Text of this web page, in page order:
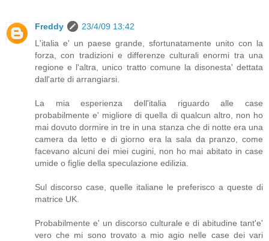
Freddy
23/4/09 13:42
L'italia e' un paese grande, sfortunatamente unito con la
forza, con tradizioni e differenze culturali enormi tra una
regione e l'altra, unico tratto comune la disonesta' dettata
dall'arte di arrangiarsi.
La mia esperienza dell'italia riguardo alle case
probabilmente e' migliore di quella di qualcun altro, non ho
mai dovuto dormire in tre in una stanza che di notte era una
camera da letto e di giorno era la sala da pranzo, come
facevano alcuni dei miei cugini, non ho mai abitato in case
umide o figlie della speculazione edilizia.
Sul discorso case, quelle italiane le preferisco a queste di
matrice UK.
Probabilmente e' un discorso culturale e di abitudine tant'e'
vero che mi sono trovato a mio agio nelle case dei vari